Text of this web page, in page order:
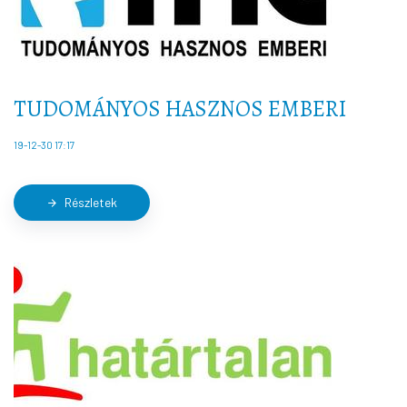
TUDOMÁNYOS HASZNOS EMBERI
19-12-30 17:17
arrow_forward Részletek